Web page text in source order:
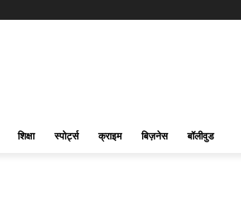
शिक्षा स्पोर्ट्स क्राइम बिज़नेस बॉलीवुड